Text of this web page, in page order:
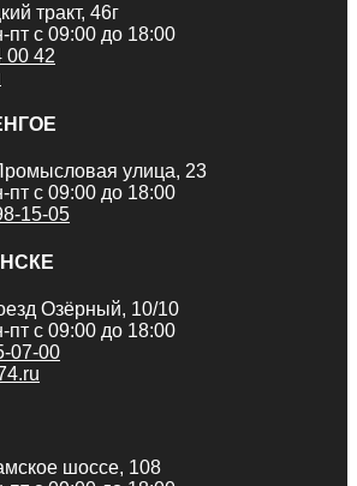
тракт, 46г
с 09:00 до 18:00
00 42
улица, 23
с 09:00 до 18:00
15-05
Озёрный, 10/10
с 09:00 до 18:00
07-00
шоссе, 108